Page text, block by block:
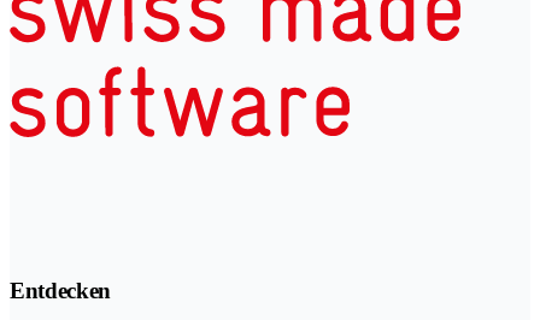
Entdecken